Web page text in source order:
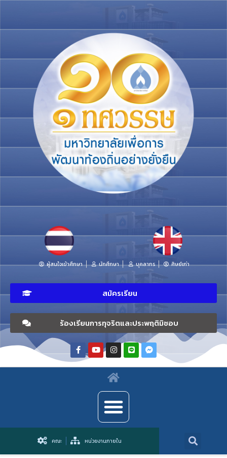
ผู้สนใจเข้าศึกษา นักศึกษา บุคลากร ศิษย์เก่า
สมัครเรียน
ร้องเรียนการทุจริตและประพฤติมิชอบ
คณะ หน่วยงานภายใน